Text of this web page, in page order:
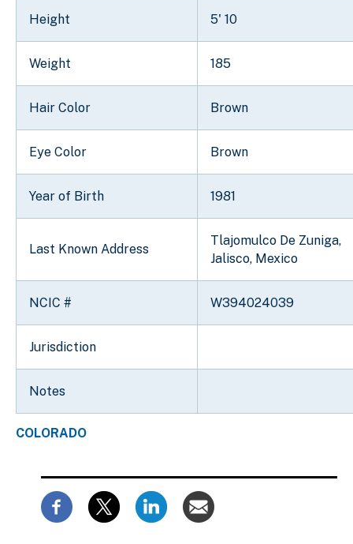
Height 5' 10
Weight 185
Hair Color Brown
Eye Color Brown
Year of Birth 1981
Last Known Address
Tlajomulco De Zuniga,
Jalisco, Mexico
NCIC # W394024039
Jurisdiction
Notes
COLORADO